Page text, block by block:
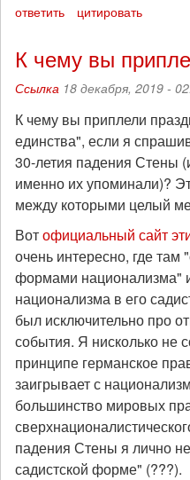
ответить цитировать
К чему вы
Ссылка 18 декабря, 2019 -
К чему вы приплели
единства", если я
30-летия падения Стены
именно их упоминали)?
между которыми целый
Вотофициальный сайт
очень интересно, где
формами национализма"
национализма в его
был исключительно про
события. Я нисколько не
принципе германское
заигрывает с
большинство мировых
падения Стены я лично
садистской форме" (???).